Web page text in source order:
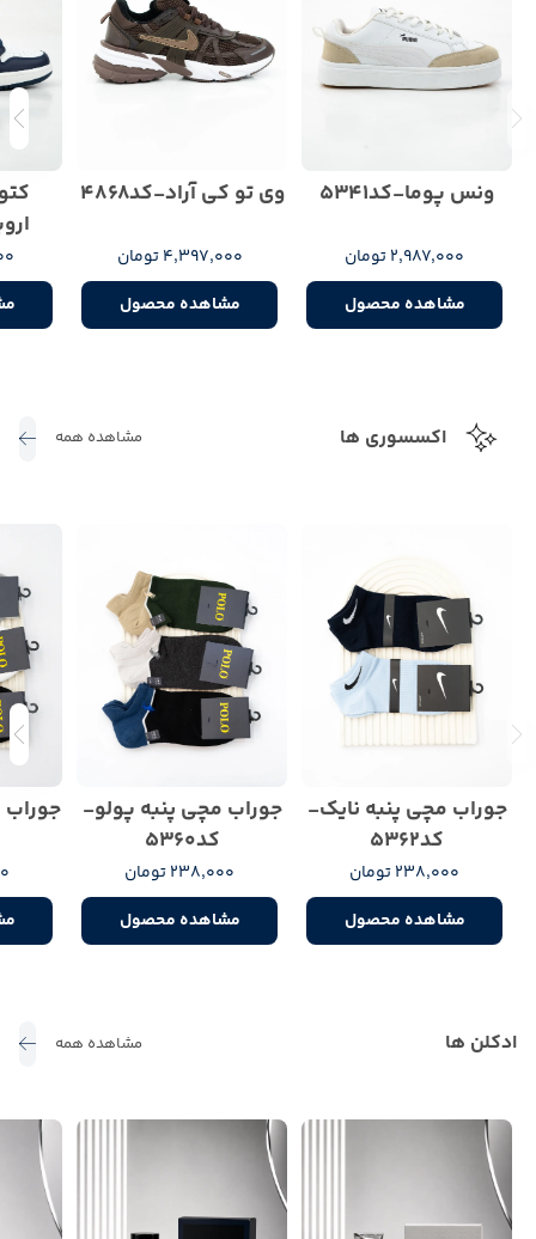
ونس پوما-کد5341
2,987,000 تومان
مشاهده محصول
وی تو کی آراد-کد4868
4,397,000 تومان
مشاهده محصول
اکسسوری ها مشاهده همه
جوراب مچی پنبه نایک-
کد5362
238,000 تومان
مشاهده محصول
جوراب مچی پنبه پولو-
کد5360
238,000 تومان
مشاهده محصول
ادکلن ها مشاهده همه